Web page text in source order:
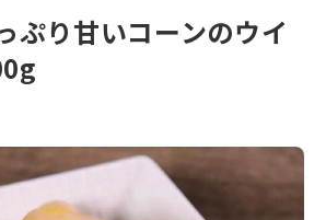
ぷり甘いコーンのウイ